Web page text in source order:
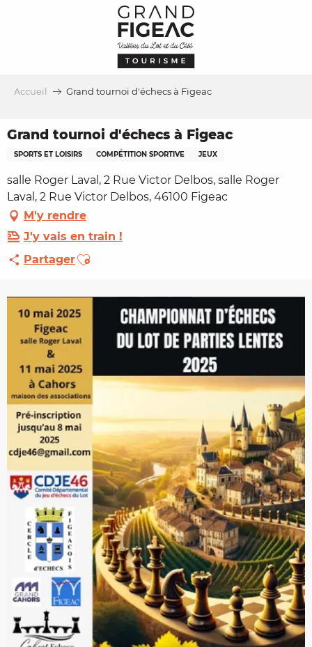
Accueil Grand tournoi d'échecs à Figeac
Grand tournoi d'échecs à Figeac
SPORTS ET LOISIRS COMPÉTITION SPORTIVE JEUX
salle Roger Laval, 2 Rue Victor Delbos, salle Roger
Laval, 2 Rue Victor Delbos, 46100 Figeac
M'y rendre
J'y vais en train !
PartagerAjouter aux favoris